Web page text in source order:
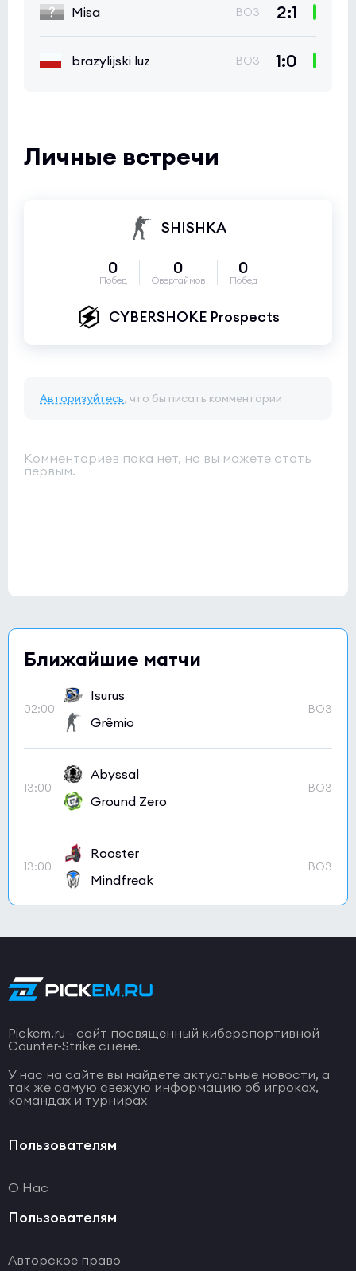
Misa BO3 2:1
brazylijski luz BO3 1:0
Личные встречи
SHISHKA
0
Побед
0
Овертаймов
0
Побед
CYBERSHOKE Prospects
Авторизуйтесь, что бы писать комментарии
Комментариев пока нет, но вы можете стать
первым.
Ближайшие матчи
02:00
Isurus
Grêmio
BO3
13:00
Abyssal
Ground Zero
BO3
13:00
Rooster
Mindfreak
BO3
Pickem.ru - сайт посвященный киберспортивной
Counter-Strike сцене.
У нас на сайте вы найдете актуальные новости, а
так же самую свежую информацию об игроках,
командах и турнирах
Пользователям
О Нас
Пользователям
Авторское право